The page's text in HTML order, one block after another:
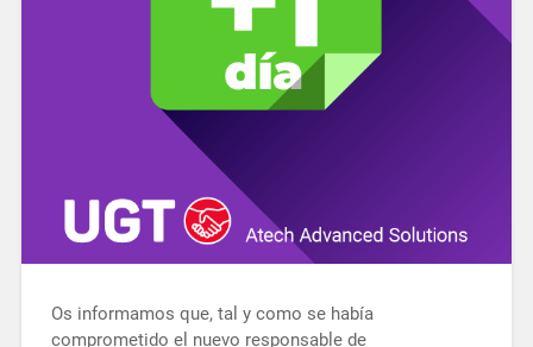
Os informamos que, tal y como se había
comprometido el nuevo responsable de